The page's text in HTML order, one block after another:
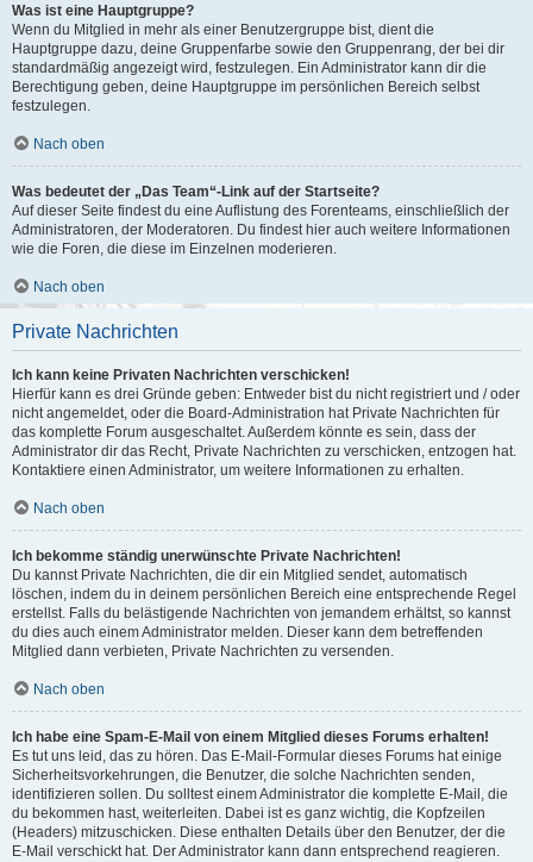
Was ist eine Hauptgruppe?
Wenn du Mitglied in mehr als einer Benutzergruppe bist, dient die
Hauptgruppe dazu, deine Gruppenfarbe sowie den Gruppenrang, der bei dir
standardmäßig angezeigt wird, festzulegen. Ein Administrator kann dir die
Berechtigung geben, deine Hauptgruppe im persönlichen Bereich selbst
festzulegen.
Nach oben
Was bedeutet der „Das Team“-Link auf der Startseite?
Auf dieser Seite findest du eine Auflistung des Forenteams, einschließlich der
Administratoren, der Moderatoren. Du findest hier auch weitere Informationen
wie die Foren, die diese im Einzelnen moderieren.
Nach oben
Private Nachrichten
Ich kann keine Privaten Nachrichten verschicken!
Hierfür kann es drei Gründe geben: Entweder bist du nicht registriert und / oder
nicht angemeldet, oder die Board-Administration hat Private Nachrichten für
das komplette Forum ausgeschaltet. Außerdem könnte es sein, dass der
Administrator dir das Recht, Private Nachrichten zu verschicken, entzogen hat.
Kontaktiere einen Administrator, um weitere Informationen zu erhalten.
Nach oben
Ich bekomme ständig unerwünschte Private Nachrichten!
Du kannst Private Nachrichten, die dir ein Mitglied sendet, automatisch
löschen, indem du in deinem persönlichen Bereich eine entsprechende Regel
erstellst. Falls du belästigende Nachrichten von jemandem erhältst, so kannst
du dies auch einem Administrator melden. Dieser kann dem betreffenden
Mitglied dann verbieten, Private Nachrichten zu versenden.
Nach oben
Ich habe eine Spam-E-Mail von einem Mitglied dieses Forums erhalten!
Es tut uns leid, das zu hören. Das E-Mail-Formular dieses Forums hat einige
Sicherheitsvorkehrungen, die Benutzer, die solche Nachrichten senden,
identifizieren sollen. Du solltest einem Administrator die komplette E-Mail, die
du bekommen hast, weiterleiten. Dabei ist es ganz wichtig, die Kopfzeilen
(Headers) mitzuschicken. Diese enthalten Details über den Benutzer, der die
E-Mail verschickt hat. Der Administrator kann dann entsprechend reagieren.